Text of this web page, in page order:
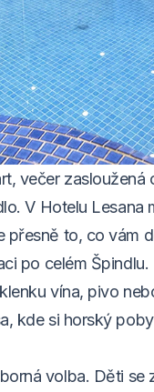
večer zasloužená
V Hotelu Lesana
přesně to, co vám
po celém Špindlu.
vína, pivo
kde si horský
volba. Děti se